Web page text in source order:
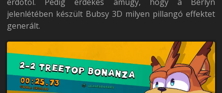
jelenlétében készült Bubsy 3D milyen pillangó effektet
generált.